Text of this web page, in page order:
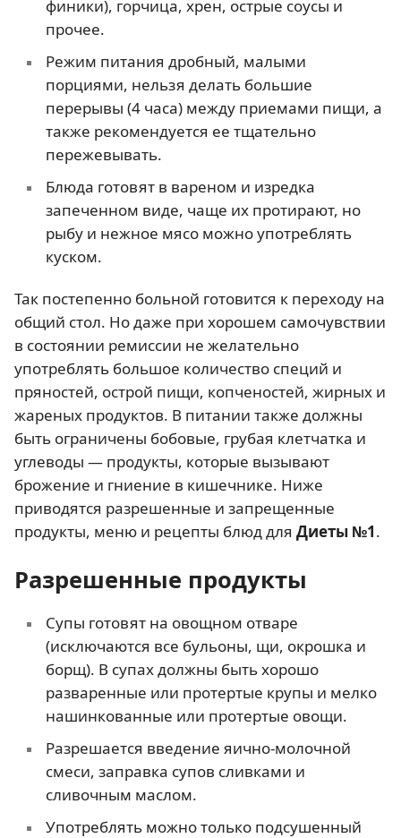
финики), горчица, хрен, острые соусы и
прочее.
Режим питания дробный, малыми
порциями, нельзя делать большие
перерывы (4 часа) между приемами пищи, а
также рекомендуется ее тщательно
пережевывать.
Блюда готовят в вареном и изредка
запеченном виде, чаще их протирают, но
рыбу и нежное мясо можно употреблять
куском.
Так постепенно больной готовится к переходу на
общий стол. Но даже при хорошем самочувствии
в состоянии ремиссии не желательно
употреблять большое количество специй и
пряностей, острой пищи, копченостей, жирных и
жареных продуктов. В питании также должны
быть ограничены бобовые, грубая клетчатка и
углеводы — продукты, которые вызывают
брожение и гниение в кишечнике. Ниже
приводятся разрешенные и запрещенные
продукты, меню и рецепты блюд для Диеты №1.
Разрешенные продукты
Супы готовят на овощном отваре
(исключаются все бульоны, щи, окрошка и
борщ). В супах должны быть хорошо
разваренные или протертые крупы и мелко
нашинкованные или протертые овощи.
Разрешается введение яично-молочной
смеси, заправка супов сливками и
сливочным маслом.
Употреблять можно только подсушенный